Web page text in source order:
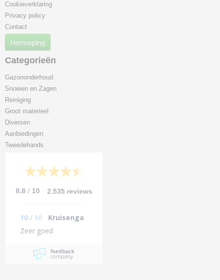
Cookieverklaring
Privacy policy
Contact
Herroeping
Categorieën
Gazononderhoud
Snoeien en Zagen
Reiniging
Groot materieel
Diversen
Aanbiedingen
Tweedehands
8.8 / 10 2.535 reviews
10 / 10
Kruisenga
Zeer goed